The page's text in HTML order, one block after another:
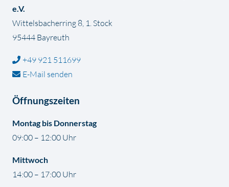
e.V.
Wittelsbacherring 8, 1. Stock
95444 Bayreuth
+49 921 511699
E-Mail senden
Öffnungszeiten
Montag bis Donnerstag
09:00 – 12:00 Uhr
Mittwoch
14:00 – 17:00 Uhr